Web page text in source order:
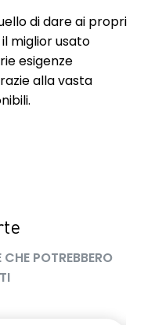
di dare ai propri
miglior usato
esigenze
alla vasta
POTREBBERO